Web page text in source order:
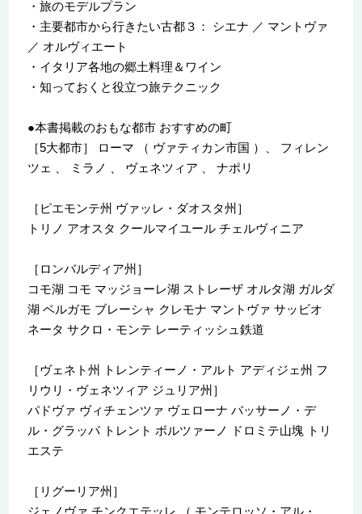
・旅のモデルプラン
・主要都市から行きたい古都３： シエナ ／ マントヴァ
／ オルヴィエート
・イタリア各地の郷土料理＆ワイン
・知っておくと役立つ旅テクニック
●本書掲載のおもな都市 おすすめの町
［5大都市］ ローマ （ ヴァティカン市国 ）、 フィレン
ツェ 、 ミラノ 、 ヴェネツィア 、 ナポリ
［ピエモンテ州 ヴァッレ・ダオスタ州］
トリノ アオスタ クールマイユール チェルヴィニア
［ロンバルディア州］
コモ湖 コモ マッジョーレ湖 ストレーザ オルタ湖 ガルダ
湖 ベルガモ ブレーシャ クレモナ マントヴァ サッビオ
ネータ サクロ・モンテ レーティッシュ鉄道
［ヴェネト州 トレンティーノ・アルト アディジェ州 フ
リウリ・ヴェネツィア ジュリア州］
パドヴァ ヴィチェンツァ ヴェローナ バッサーノ・デ
ル・グラッパ トレント ボルツァーノ ドロミテ山塊 トリ
エステ
［リグーリア州］
ジェノヴァ チンクエテッレ （ モンテロッソ・アル・